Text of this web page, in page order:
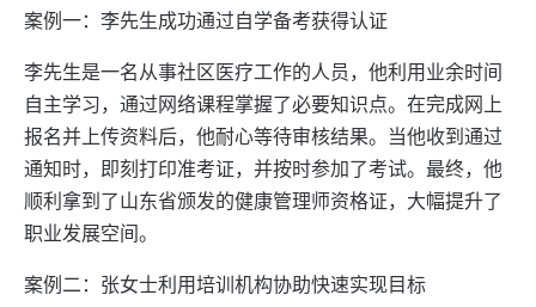
案例一：李先生成功通过自学备考获得认证
李先生是一名从事社区医疗工作的人员，他利用业余时间
自主学习，通过网络课程掌握了必要知识点。在完成网上
报名并上传资料后，他耐心等待审核结果。当他收到通过
通知时，即刻打印准考证，并按时参加了考试。最终，他
顺利拿到了山东省颁发的健康管理师资格证，大幅提升了
职业发展空间。
案例二：张女士利用培训机构协助快速实现目标